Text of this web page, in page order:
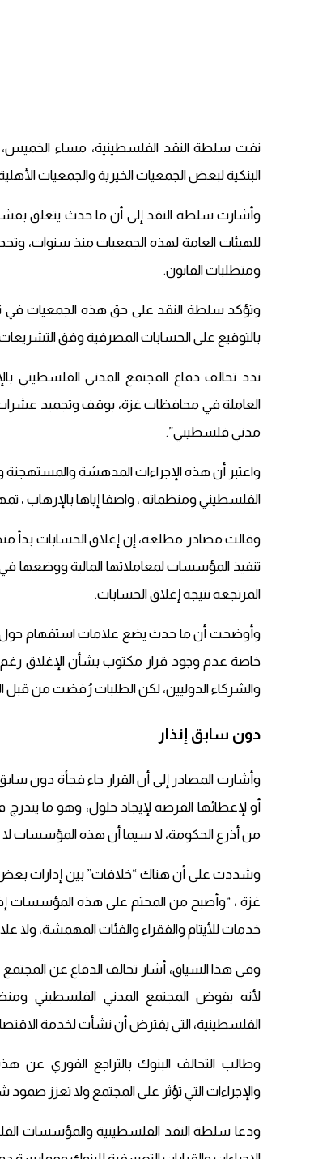
نفت سلطة النقد الفلسطينية، مساء الخميس،
البنكية لبعض الجمعيات الخيرية والجمعيات
وأشارت سلطة النقد إلى أن ما حدث يتعلق
للهيئات العامة لهذه الجمعيات منذ سنوات،
ومتطلبات القانون.
وتؤكد سلطة النقد على حق هذه الجمعيات في
بالتوقيع على الحسابات المصرفية وفق
ندد تحالف دفاع المجتمع المدني الفلسطيني
العاملة في محافظات غزة، بوقف وتجميد
مدني فلسطيني”.
واعتبر أن هذه الإجراءات المدهشة والمستهجنة
الفلسطيني ومنظماته ، واصفا إياها بالإرهاب ،
تنفيذ المؤسسات لمعاملاتها المالية ووضعها
المرتجعة نتيجة إغلاق الحسابات.
وأوضحت أن ما حدث يضع علامات استفهام حول
خاصة عدم وجود قرار مكتوب بشأن الإغلاق رغم
والشركاء الدوليين، لكن الطلبات رُفضت من قبل
دون سابق إنذار
وأشارت المصادر إلى أن القرار جاء فجأة دون
أو لإعطائها الفرصة لإيجاد حلول، وهو ما
من أذرع الحكومة، لا سيما أن هذه المؤسسات لا
وشددت على أن هناك “خلافات” بين إدارات بعض
غزة ، “وأصبح من المحتم على هذه المؤسسات
خدمات للأيتام والفقراء والفئات المهمشة، ولا
وفي هذا السياق، أشار تحالف الدفاع عن
لأنه يقوض المجتمع المدني الفلسطيني
الفلسطينية، التي يفترض أن نشأت لخدمة
وطالب التحالف البنوك بالتراجع الفوري عن
والإجراءات التي تؤثر على المجتمع ولا تعزز
ودعا سلطة النقد الفلسطينية والمؤسسات